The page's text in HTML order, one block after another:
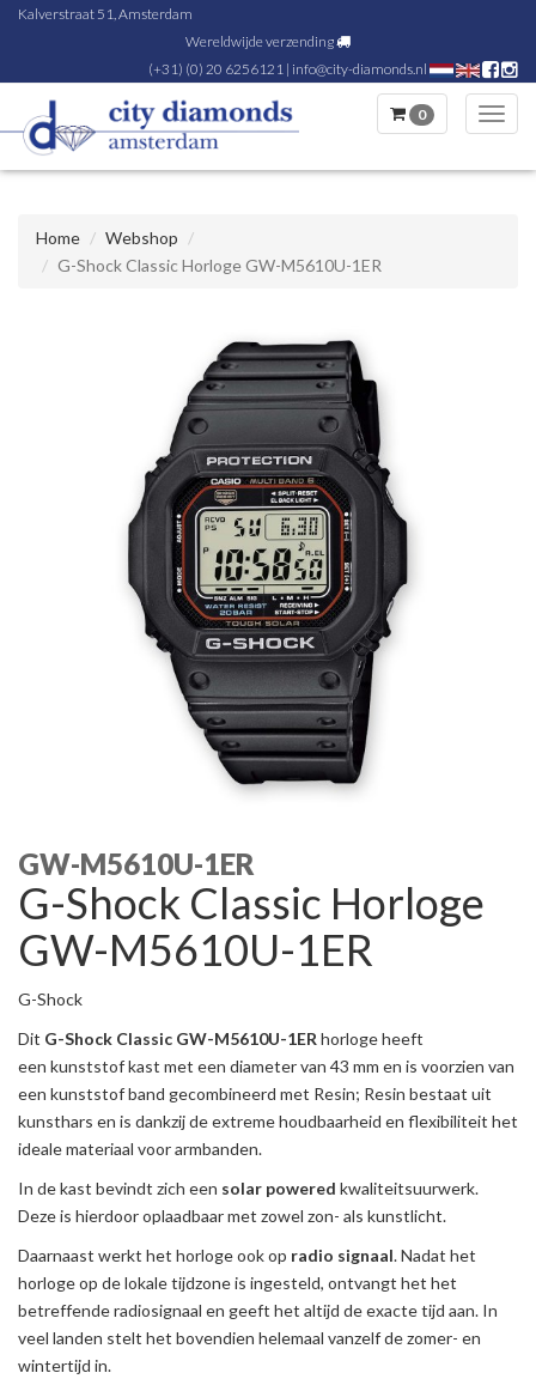
Kalverstraat 51, Amsterdam
Wereldwijde verzending
(+31) (0) 20 6256121 | info@city-diamonds.nl
0
Home
Webshop
G-Shock Classic Horloge GW-M5610U-1ER
GW-M5610U-1ER
G-Shock Classic Horloge
GW-M5610U-1ER
G-Shock
Dit G-Shock Classic GW-M5610U-1ER horloge heeft
een kunststof kast met een diameter van 43 mm en is voorzien van
een kunststof band gecombineerd met Resin; Resin bestaat uit
kunsthars en is dankzij de extreme houdbaarheid en flexibiliteit het
ideale materiaal voor armbanden.
In de kast bevindt zich een solar powered kwaliteitsuurwerk.
Deze is hierdoor oplaadbaar met zowel zon- als kunstlicht.
Daarnaast werkt het horloge ook op radio signaal. Nadat het
horloge op de lokale tijdzone is ingesteld, ontvangt het het
betreffende radiosignaal en geeft het altijd de exacte tijd aan. In
veel landen stelt het bovendien helemaal vanzelf de zomer- en
wintertijd in.